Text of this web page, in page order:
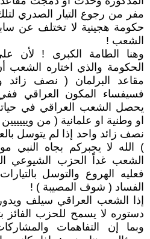
مفر من رجوع التيار الصدري
حكومة هجينية لا تختلف عن
الشعب !
وهنا الطامة الكبرى ! لأن
الحكومة والذي اختاره
مقاعد البرلمان ( نصف زائد
فسيفساء المكون العراقي
يحصل الشعب العراقي في
او وطنية او علمانية ( من
نصف زائد واحد إذا لم يتوسل
) الله لا يجبركم بجاه النبي
الشعب غداً الحزب الشيوعي
فعليه الهروع والتوسل
الفساد ( شوف المصيبة ) !
إذا الشعب العراقي سيلف
دستوره لا يسمح للحزب
وبما إن التفاهمات